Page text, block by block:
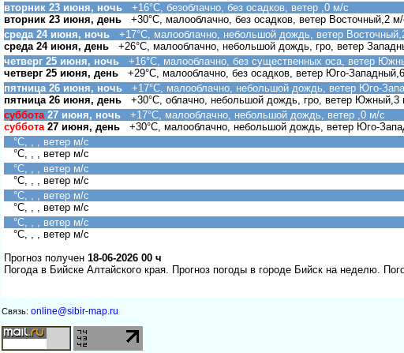
торник 23 июня, ночь +16°C, безоблачно, без осадков, ветер ,0 м/с
торник 23 июня, день +30°C, малооблачно, без осадков, ветер Восточный,2 м/
среда 24 июня, ночь +17°C, малооблачно, небольшой дождь, ветер
среда 24 июня, день +26°C, малооблачно, небольшой дождь, гро, ветер
четверг 25 июня, ночь +16°C, малооблачно, без существенных оса, ветер
четверг 25 июня, день +29°C, малооблачно, без осадков, ветер Юго-
пятница 26 июня, ночь +17°C, малооблачно, небольшой дождь, ветер Юго-
пятница 26 июня, день +30°C, облачно, небольшой дождь, гро, ветер Южный,3
суббота27 июня, ночь +17°C, малооблачно, небольшой дождь, ветер ,0 м/с
суббота27 июня, день +30°C, малооблачно, небольшой дождь, ветер Юго-
°C, , , ветер м/с
°C, , , ветер м/с
°C, , , ветер м/с
°C, , , ветер м/с
°C, , , ветер м/с
°C, , , ветер м/с
°C, , , ветер м/с
°C, , , ветер м/с
Прогноз получен 18-06-2026 00 ч
Погода в Бийске Алтайского края. Прогноз погоды в городе Бийск на неделю.
Связь: online@sibir-map.ru